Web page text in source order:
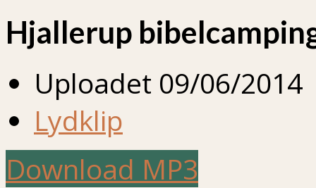
Hjallerup
Uploadet 09/06/2014
Lydklip
Download MP3